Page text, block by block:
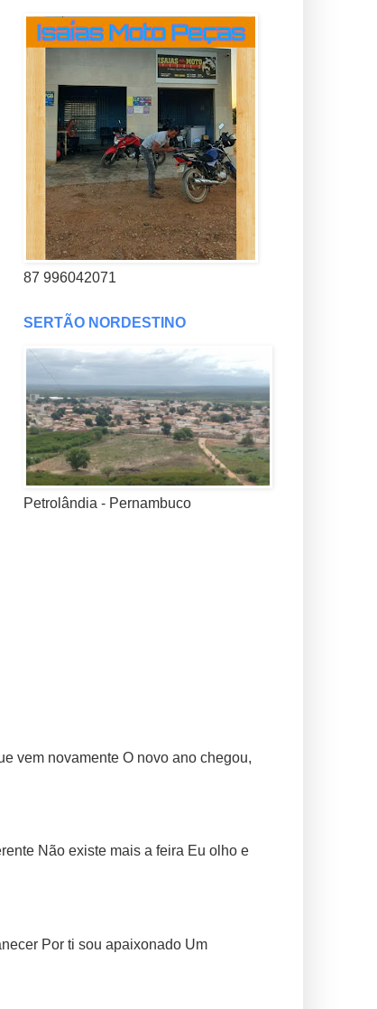
87 996042071
SERTÃO NORDESTINO
Petrolândia - Pernambuco
vem novamente O novo ano chegou,
Não existe mais a feira Eu olho e
Por ti sou apaixonado Um